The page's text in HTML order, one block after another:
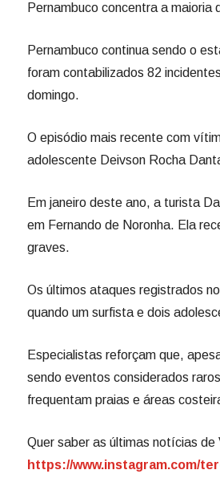
Pernambuco concentra a maioria
Pernambuco continua sendo o
foram contabilizados 82
domingo.
O episódio mais recente com
adolescente Deivson Rocha
Em janeiro deste ano, a turista
em Fernando de Noronha. Ela
graves.
Os últimos ataques registrados
quando um surfista e dois
Especialistas reforçam que,
sendo eventos considerados
frequentam praias e áreas
Quer saber as últimas notícias
https://www.instagram.com/